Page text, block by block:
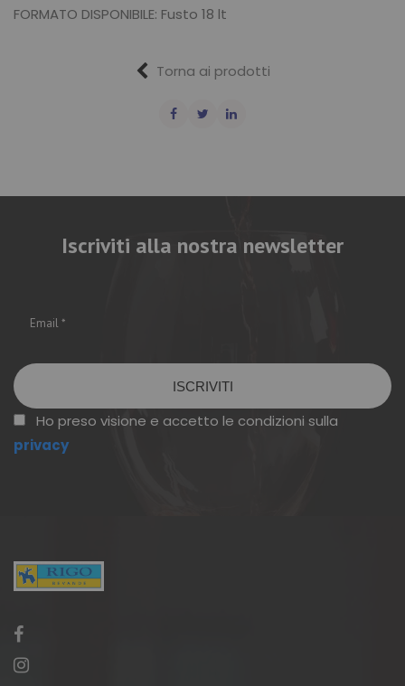
FORMATO DISPONIBILE: Fusto 18 lt
Torna ai prodotti
Iscriviti alla nostra newsletter
VuotoHo preso visione e accetto le condizioni sulla
privacy